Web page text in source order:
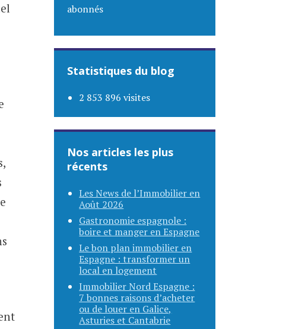
abonnés
Statistiques du blog
2 853 896 visites
Nos articles les plus
récents
Les News de l’Immobilier en
Août 2026
Gastronomie espagnole :
boire et manger en Espagne
Le bon plan immobilier en
Espagne : transformer un
local en logement
Immobilier Nord Espagne :
7 bonnes raisons d’acheter
ou de louer en Galice,
Asturies et Cantabrie